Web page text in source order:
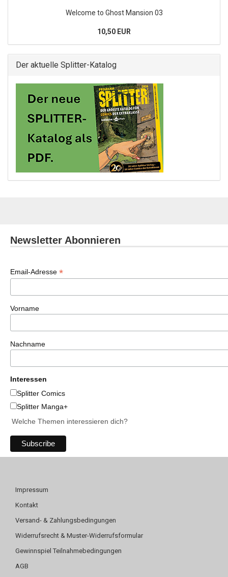
Welcome to Ghost Mansion 03
10,50 EUR
Der aktuelle Splitter-Katalog
Newsletter Abonnieren
Email-Adresse *
Vorname
Nachname
Interessen
Splitter Comics
Splitter Manga+
Welche Themen interessieren dich?
Impressum
Kontakt
Versand- & Zahlungsbedingungen
Widerrufsrecht & Muster-Widerrufsformular
Gewinnspiel Teilnahmebedingungen
AGB